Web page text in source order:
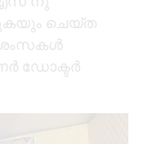
ചെയ്ത
ഡോക്ടർ